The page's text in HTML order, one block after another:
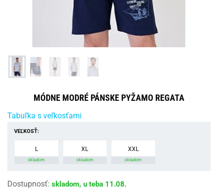
MÓDNE MODRÉ PÁNSKE PYŽAMO REGATA
Tabuľka s veľkosťami
VEĽKOSŤ:
L
skladom
XL
skladom
XXL
skladom
Dostupnosť: skladom, u teba 11.08.